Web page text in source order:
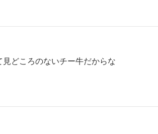
どころのないチー牛だからな